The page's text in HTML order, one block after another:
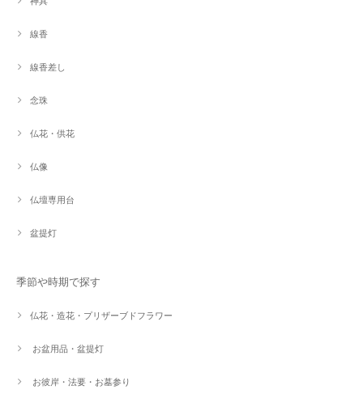
線香
線香差し
念珠
仏花・供花
仏像
仏壇専用台
盆提灯
季節や時期で探す
仏花・造花・プリザーブドフラワー
お盆用品・盆提灯
お彼岸・法要・お墓参り